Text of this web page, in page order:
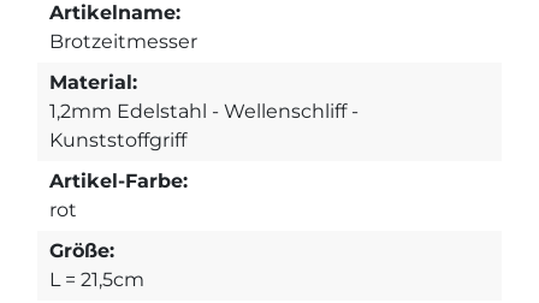
Artikelname:
Brotzeitmesser
Material:
1,2mm Edelstahl - Wellenschliff -
Kunststoffgriff
Artikel-Farbe:
rot
Größe:
L = 21,5cm